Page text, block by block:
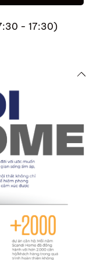
- 17:30)